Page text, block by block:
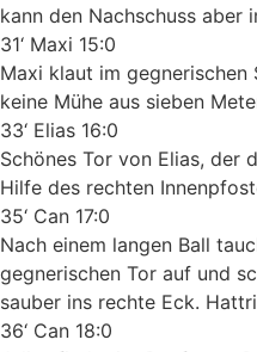
kann den Nachschuss aber
31‘ Maxi 15:0
Maxi klaut im gegnerischen
keine Mühe aus sieben
33‘ Elias 16:0
Schönes Tor von Elias, der
Hilfe des rechten
35‘ Can 17:0
Nach einem langen Ball
gegnerischen Tor auf und
sauber ins rechte Eck.
36‘ Can 18:0